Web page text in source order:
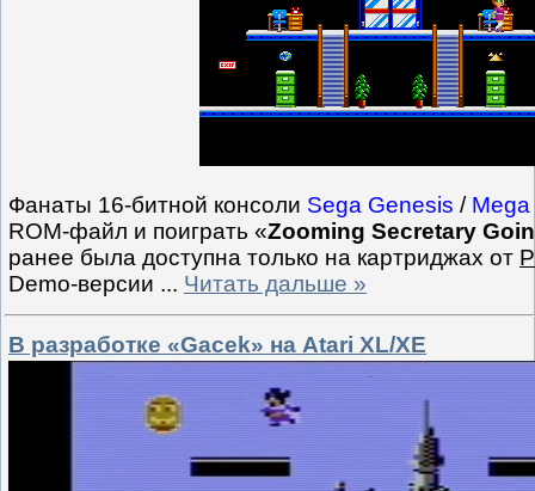
Фанаты 16-битной консоли Sega Genesis /
ROM-файл и поиграть «Zooming Secretary
ранее была доступна только на картриджах от
Demo-версии ... Читать дальше »
В разработке «Gacek» на Atari XL/XE